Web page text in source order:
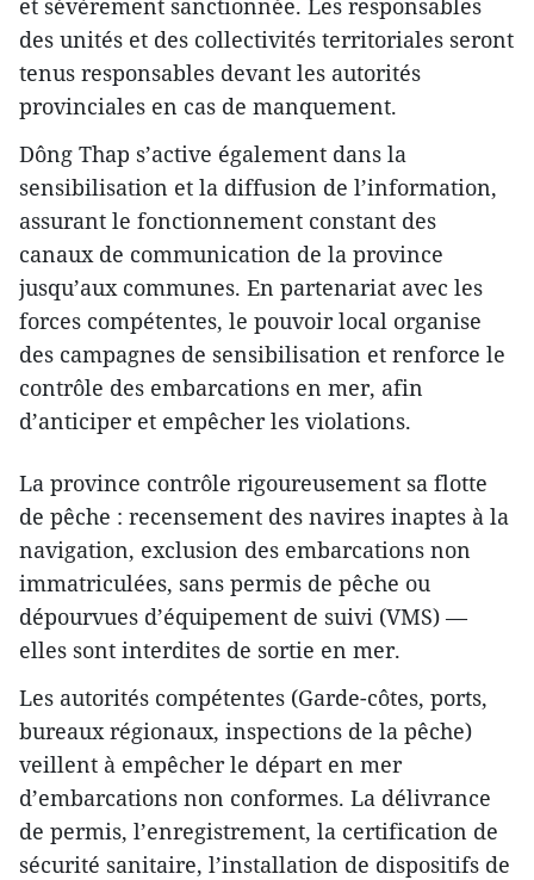
des unités et des collectivités territoriales seront
tenus responsables devant les autorités
provinciales en cas de manquement.
Dông Thap s’active également dans la
sensibilisation et la diffusion de l’information,
assurant le fonctionnement constant des
canaux de communication de la province
jusqu’aux communes. En partenariat avec les
forces compétentes, le pouvoir local organise
des campagnes de sensibilisation et renforce le
contrôle des embarcations en mer, afin
d’anticiper et empêcher les violations.
La province contrôle rigoureusement sa flotte
de pêche : recensement des navires inaptes à la
navigation, exclusion des embarcations non
immatriculées, sans permis de pêche ou
dépourvues d’équipement de suivi (VMS) —
elles sont interdites de sortie en mer.
Les autorités compétentes (Garde-côtes, ports,
bureaux régionaux, inspections de la pêche)
veillent à empêcher le départ en mer
d’embarcations non conformes. La délivrance
de permis, l’enregistrement, la certification de
sécurité sanitaire, l’installation de dispositifs de